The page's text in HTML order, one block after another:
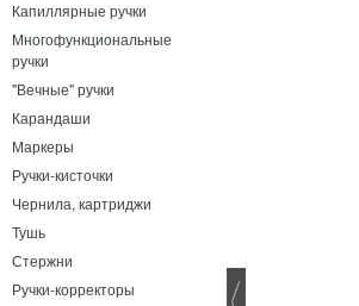
Капиллярные ручки
Многофункциональные
ручки
"Вечные" ручки
Карандаши
Маркеры
Ручки-кисточки
Чернила, картриджи
Тушь
Стержни
Ручки-корректоры